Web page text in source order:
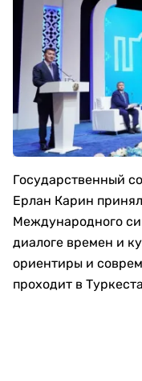
Государственный
Ерлан Карин
Международного
диалоге времен и
ориентиры и
проходит в